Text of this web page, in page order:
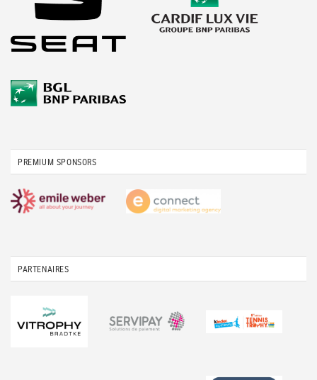
PREMIUM SPONSORS
PARTENAIRES